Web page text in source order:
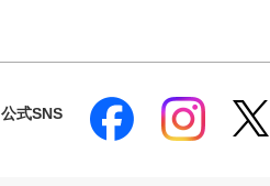
公式SNS